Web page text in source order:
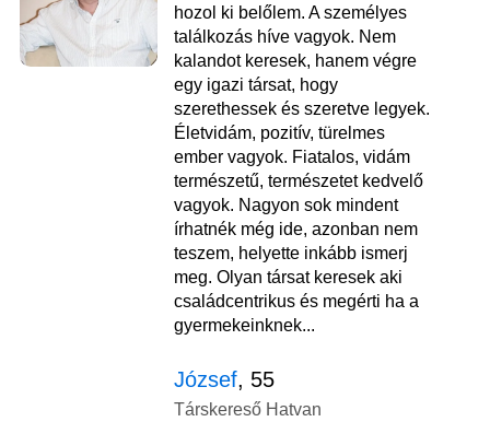
hozol ki belőlem. A személyes
találkozás híve vagyok. Nem
kalandot keresek, hanem végre
egy igazi társat, hogy
szerethessek és szeretve legyek.
Életvidám, pozitív, türelmes
ember vagyok. Fiatalos, vidám
természetű, természetet kedvelő
vagyok. Nagyon sok mindent
írhatnék még ide, azonban nem
teszem, helyette inkább ismerj
meg. Olyan társat keresek aki
családcentrikus és megérti ha a
gyermekeinknek...
József, 55
Társkereső Hatvan